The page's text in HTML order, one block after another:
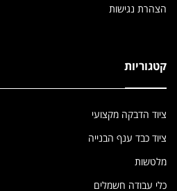
הצהרת נגישות
קטגוריות
ציוד הדבקה מקצועי
ציוד כבד ענף הבנייה
מלטשות
כלי עבודה חשמלים